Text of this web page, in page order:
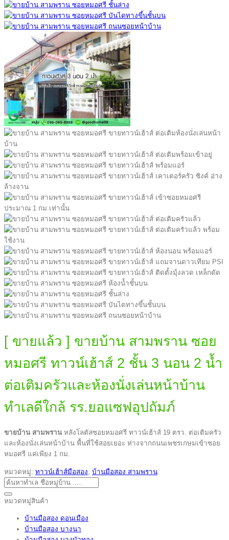
[ ขายแล้ว ] ขายบ้าน สามพราน ซอย
หมอศรี ทาวน์เฮ้าส์ 2 ชั้น 3 นอน 2 น้ำ
ต่อเติมครัวและห้องนั่งเล่นหน้าบ้าน
ทำเลดีใกล้ รร.ยอแซฟอุปถัมภ์
ขายบ้าน สามพรานหลังโลตัสซอยหมอศรี ทาวน์เฮ้าส์ 19 ตรว. ต่อเติมครัว
และห้องนั่งเล่นหน้าบ้าน พื้นที่ใช้สอยเยอะ ห่างจากถนนเพชรเกษมเข้าซอย
หมอศรี แค่เพียง 1 กม.
หมวดหมู่: ทาวน์เฮ้าส์มือสอง บ้านมือสอง สามพราน
ค้นหา:
หมวดหมู่สินค้า
บ้านมือสอง ดอนเมือง
บ้านมือสอง บางนา